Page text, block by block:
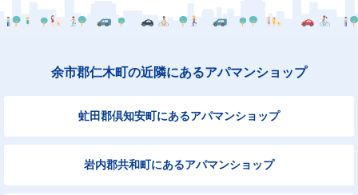
余市郡仁木町の近隣にあるアパマンショップ
虻田郡倶知安町にあるアパマンショップ
岩内郡共和町にあるアパマンショップ